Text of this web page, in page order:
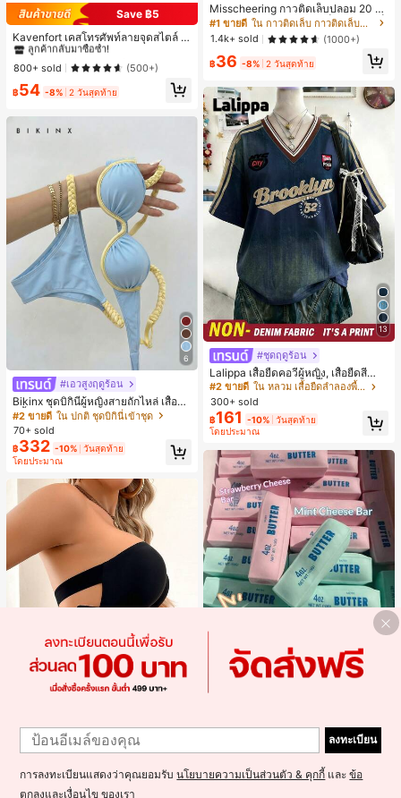
Save ฿5
Kavenfort เคสโทรศัพท์ลายจุดสไตล์ I
NS สุดอินเทรนด์, ใช้ได้กับ Apple 17, 1
6 Pro, กันกระแทก 15, สี Macaron Col
or Block 14, เคสนิ่ม 13, สไตล์ผู้หญิง, ล
ายเรขาคณิต, มินิมอล, สดใส & เรียบง่า
ย, สไตล์ Color Block, Niche, สไตล์ IN
#2 ขายดี ใน โพลก้า เคสโทรศัพท์
ลูกค้ากลับมาซื้อซ้ำ!
#2 ขายดี ใน โพลก้า เคสโทรศัพท์
ลูกค้ากลับมาซื้อซ้ำ!
#2 ขายดี ใน โพลก้า เคสโทรศัพท์
ลูกค้ากลับมาซื้อซ้ำ!
#2 ขายดี
ลูกค้ากลับมาซื้อซ้ำ!
800+ sold (500+)
฿54 -8% 2 วันสุดท้าย
6
#เอวสูงฤดูร้อน
Bikinx ชุดบิกินี่ผู้หญิงสายถักไหล่ เสื้อว่า
ยน้ำวันพีซมีโครงพร้อมสายผูกหลังสีตัด
กัน สำหรับเที่ยวพักผ่อน ชายหาด ฤดูร้อ
น
#2 ขายดี ใน ปกติ ชุดบิกินี่เข้าชุด
70+ sold
฿332 -10% วันสุดท้าย
โดยประมาณ
เสื้อชั้นในสตรีไร้ตะเข็บ ไร้โครง เซ็กซี่ ด้
านข้างไม่ลื่น แผ่นรองถอดได้ ลายไขว้ห
ลัง ไร้สาย สบายตลอดวัน
300+ sold
145 -3% 2 วันสุดท้าย
Misscheering กาวติดเล็บปลอม 20 กรั
ม แรงยึดสูง เจลสติกเกอร์เล็บนุ่ม แห้งเร็
ว เหมาะสำหรับผู้เริ่มต้นทำเล็บ ติดทนน
าน
#1 ขายดี
ใน กาวติดเล็บ กาวติดเล็บและสารยึดติด
1.4k+ sold
(1000+)
฿36 -8% 2 วันสุดท้าย
13
#ชุดฤดูร้อน
Lalippa เสื้อยืดคอวีผู้หญิง, เสื้อยืดสีน้ำเ
งินสไตล์มินิมอลเรโทร, เสื้อยืดผู้หญิงทร
งหลวมสบาย, พิมพ์ตัวอักษรและตัวเลข
ภาษาอังกฤษ, เสื้อสำหรับออกไปเที่ยวฤ
ดูร้อน, ลวดลายดีไซน์, ความรู้สึกพรีเมีย
ม, ลำลองอเนกประสงค์, สวมใส่ประจำวั
น, กลางแจ้ง, ช้อปปิ้ง, การเดินทาง, เสื้อ
ผ้ากลางแจ้ง
#2 ขายดี
ใน หลวม เสื้อยืดลำลองพื้นฐาน
300+ sold
฿161 -10% วันสุดท้าย
โดยประมาณ
ลูกบอลบีบช้าคืนตัวนุ่ม สีชมพู แท่งเนย
บีบคลายเครียด นุ่มยืดหยุ่น ของเล่นบีบ
4 ออนซ์ ของเล่นเกลือ เหมาะสำหรับขอ
วัญปาร์ตี้ สกวิชชี่ ของเล่นสกวิชชี่ ของเ
ล่นคลายเครียดสกวิชชี่ สกวิชชี่เกี๊ยว ขอ
งเล่นสำหรับผู้ใหญ่ ผู้หญิง สกวิชชี่กรอบ
สกวิชชี่เนยกรอบ บีบ ลูกบอลสลัชชี่
#1 ขายดี
ใน ของเล่นและเกม
100+ sold
1
ลงทะเบียน
การลงทะเบียนแสดงว่าคุณยอมรับนโยบายความเป็นส่วนตัว & คุกกี้ และข้อ
ตกลงและเงื่อนไข ของเรา